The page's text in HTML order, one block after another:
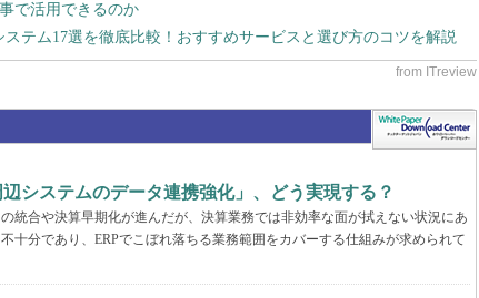
で活用できるのか
ステム17選を徹底比較！おすすめサービスと選び方のコツを解説
システムのデータ連携強化」、どう実現する？
統合や決算早期化が進んだが、決算業務では非効率な面が拭えない状況にあ
十分であり、ERPでこぼれ落ちる業務範囲をカバーする仕組みが求められて